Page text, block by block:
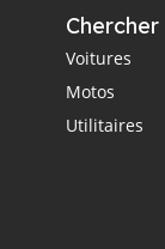
Chercher
Voitures
Motos
Utilitaires